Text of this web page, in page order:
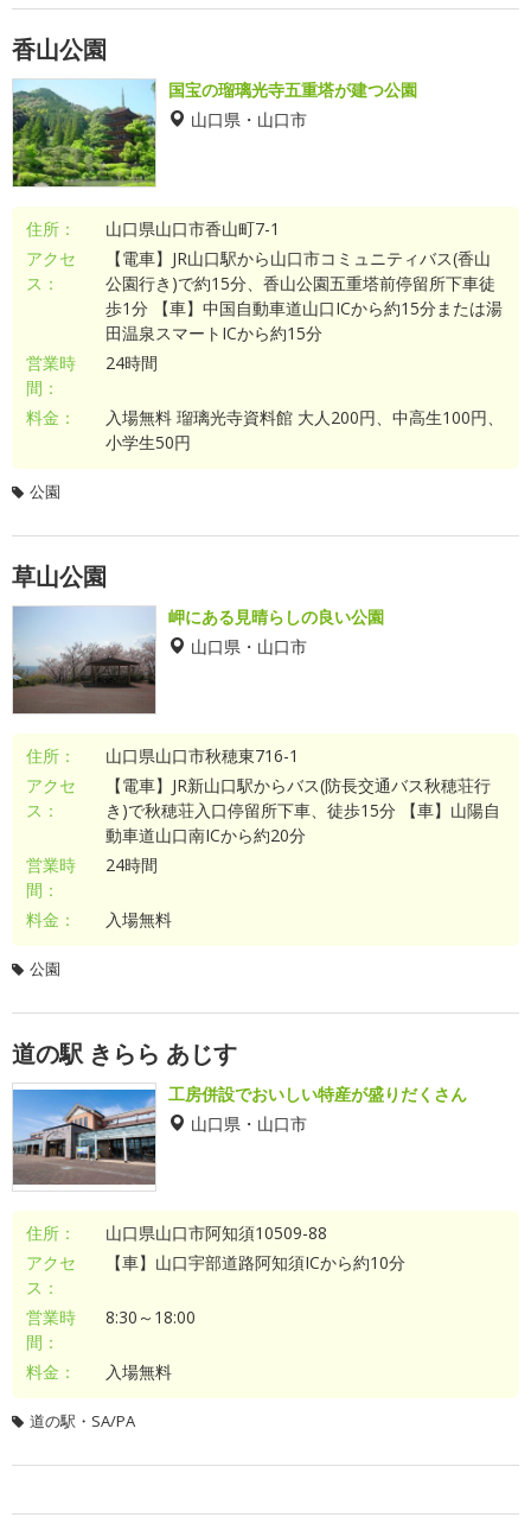
香山公園
国宝の瑠璃光寺五重塔が建つ公園
山口県・山口市
住所：
山口県山口市香山町7-1
アクセ
ス：
【電車】JR山口駅から山口市コミュニティバス(香山
公園行き)で約15分、香山公園五重塔前停留所下車徒
歩1分 【車】中国自動車道山口ICから約15分または湯
田温泉スマートICから約15分
営業時
間：
24時間
料金：
入場無料 瑠璃光寺資料館 大人200円、中高生100円、
小学生50円
公園
草山公園
岬にある見晴らしの良い公園
山口県・山口市
住所：
山口県山口市秋穂東716-1
アクセ
ス：
【電車】JR新山口駅からバス(防長交通バス秋穂荘行
き)で秋穂荘入口停留所下車、徒歩15分 【車】山陽自
動車道山口南ICから約20分
営業時
間：
24時間
料金： 入場無料
公園
道の駅 きらら あじす
工房併設でおいしい特産が盛りだくさん
山口県・山口市
住所：
山口県山口市阿知須10509-88
アクセ
ス：
【車】山口宇部道路阿知須ICから約10分
営業時
間：
8:30～18:00
料金： 入場無料
道の駅・SA/PA